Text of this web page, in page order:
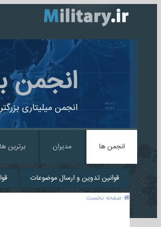
انجمن
انجمن میلیتاری
انجمن ها مدیران برترین
قوانین تدوین و ارسال موضوعات
صفحه نخست